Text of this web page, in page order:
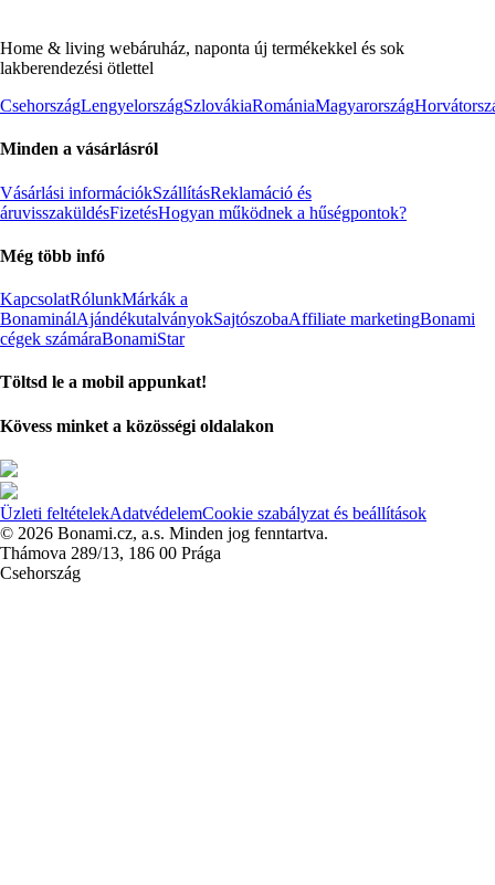
Home & living webáruház, naponta új termékekkel és sok
lakberendezési ötlettel
CsehországLengyelországSzlovákiaRomániaMagyarország
Minden a vásárlásról
Vásárlási információkSzállításReklamáció és
áruvisszaküldésFizetésHogyan működnek a hűségpontok?
Még több infó
KapcsolatRólunkMárkák a
BonaminálAjándékutalványokSajtószobaAffiliate marketingBonami
cégek számáraBonamiStar
Töltsd le a mobil appunkat!
Kövess minket a közösségi oldalakon
Üzleti feltételekAdatvédelemCookie szabályzat és beállítások
© 2026 Bonami.cz, a.s. Minden jog fenntartva.
Thámova 289/13, 186 00 Prága
Csehország